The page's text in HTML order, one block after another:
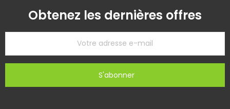
Obtenez les dernières offres
S'abonner